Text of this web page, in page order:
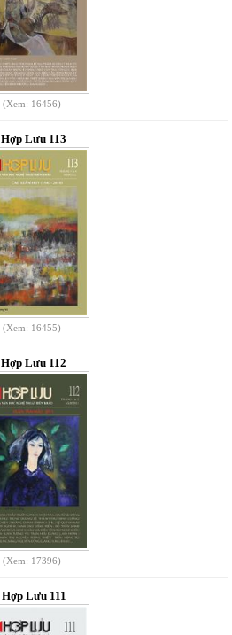
(Xem: 16456)
Hợp Lưu 113
(Xem: 16455)
Hợp Lưu 112
(Xem: 17396)
Hợp Lưu 111